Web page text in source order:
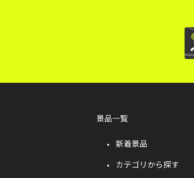
景品一覧
新着景品
カテゴリから探す